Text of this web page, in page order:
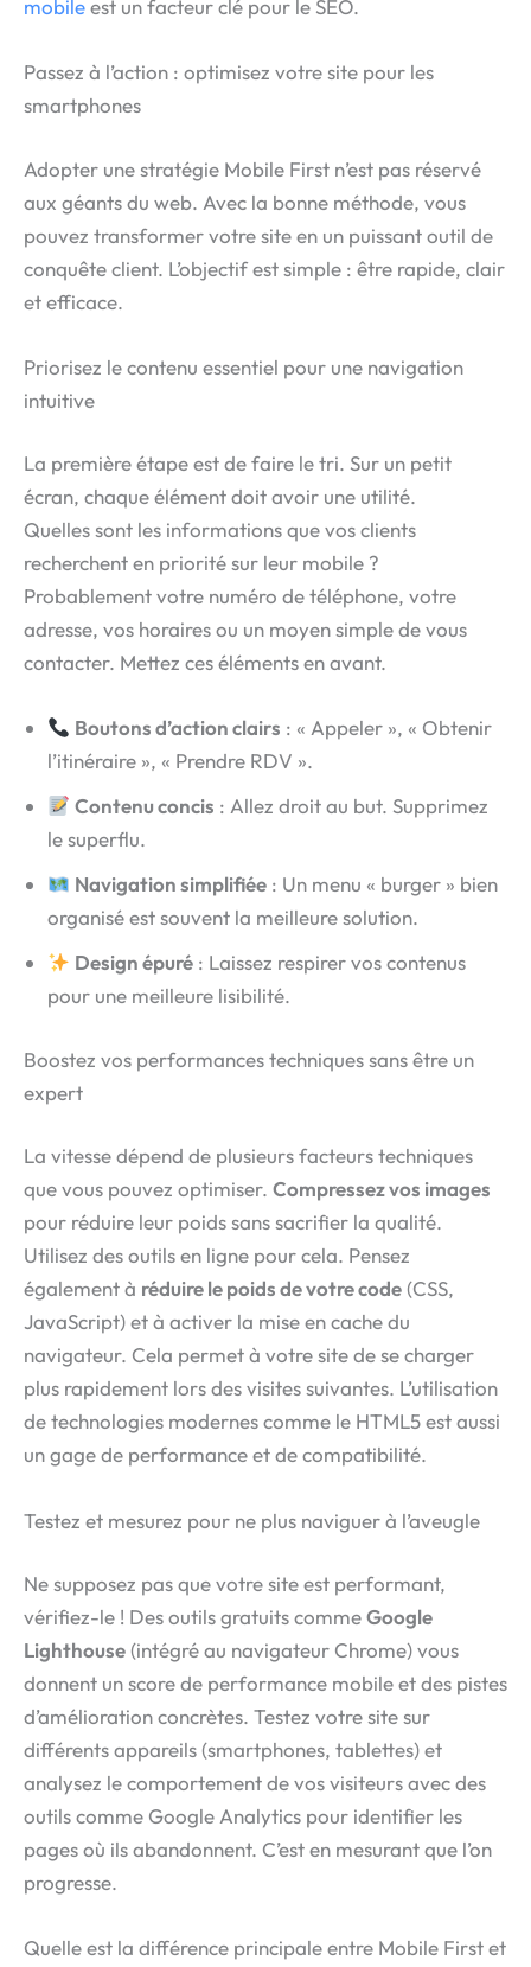
mobileest un facteur clé pour le SEO.
Passez à l’action : optimisez votre site pour les
smartphones
Adopter une stratégie Mobile First n’est pas réservé
aux géants du web. Avec la bonne méthode, vous
pouvez transformer votre site en un puissant outil de
conquête client. L’objectif est simple : être rapide, clair
et efficace.
Priorisez le contenu essentiel pour une navigation
intuitive
La première étape est de faire le tri. Sur un petit
écran, chaque élément doit avoir une utilité.
Quelles sont les informations que vos clients
recherchent en priorité sur leur mobile ?
Probablement votre numéro de téléphone, votre
adresse, vos horaires ou un moyen simple de vous
contacter. Mettez ces éléments en avant.
Boutons d’action clairs : « Appeler », « Obtenir
l’itinéraire », « Prendre RDV ».
Contenu concis : Allez droit au but. Supprimez
le superflu.
Navigation simplifiée : Un menu « burger » bien
organisé est souvent la meilleure solution.
Design épuré : Laissez respirer vos contenus
pour une meilleure lisibilité.
Boostez vos performances techniques sans être un
expert
La vitesse dépend de plusieurs facteurs techniques
que vous pouvez optimiser. Compressez vos images
pour réduire leur poids sans sacrifier la qualité.
Utilisez des outils en ligne pour cela. Pensez
également à réduire le poids de votre code(CSS,
JavaScript) et à activer la mise en cache du
navigateur. Cela permet à votre site de se charger
plus rapidement lors des visites suivantes. L’utilisation
de technologies modernes comme le HTML5 est aussi
un gage de performance et de compatibilité.
Testez et mesurez pour ne plus naviguer à l’aveugle
Ne supposez pas que votre site est performant,
vérifiez-le ! Des outils gratuits commeGoogle
Lighthouse(intégré au navigateur Chrome) vous
donnent un score de performance mobile et des pistes
d’amélioration concrètes. Testez votre site sur
différents appareils (smartphones, tablettes) et
analysez le comportement de vos visiteurs avec des
outils comme Google Analytics pour identifier les
pages où ils abandonnent. C’est en mesurant que l’on
progresse.
Quelle est la différence principale entre Mobile First et